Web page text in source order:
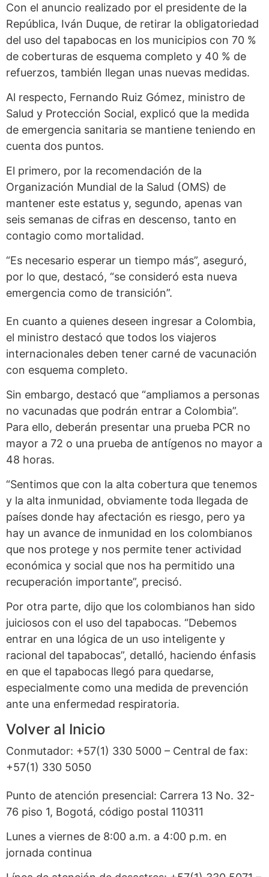
Con el anuncio realizado por el presidente de la
República, Iván Duque, de retirar la obligatoriedad
del uso del tapabocas en los municipios con 70 %
de coberturas de esquema completo y 40 % de
refuerzos, también llegan unas nuevas medidas.
Al respecto, Fernando Ruiz Gómez, ministro de
Salud y Protección Social, explicó que la medida
de emergencia sanitaria se mantiene teniendo en
cuenta dos puntos.
El primero, por la recomendación de la
Organización Mundial de la Salud (OMS) de
mantener este estatus y, segundo, apenas van
seis semanas de cifras en descenso, tanto en
contagio como mortalidad.
“Es necesario esperar un tiempo más”, aseguró,
por lo que, destacó, “se consideró esta nueva
emergencia como de transición”.
En cuanto a quienes deseen ingresar a Colombia,
el ministro destacó que todos los viajeros
internacionales deben tener carné de vacunación
con esquema completo.
Sin embargo, destacó que “ampliamos a personas
no vacunadas que podrán entrar a Colombia”.
Para ello, deberán presentar una prueba PCR no
mayor a 72 o una prueba de antígenos no mayor a
48 horas.
“Sentimos que con la alta cobertura que tenemos
y la alta inmunidad, obviamente toda llegada de
países donde hay afectación es riesgo, pero ya
hay un avance de inmunidad en los colombianos
que nos protege y nos permite tener actividad
económica y social que nos ha permitido una
recuperación importante”, precisó.
Por otra parte, dijo que los colombianos han sido
juiciosos con el uso del tapabocas. “Debemos
entrar en una lógica de un uso inteligente y
racional del tapabocas”, detalló, haciendo énfasis
en que el tapabocas llegó para quedarse,
especialmente como una medida de prevención
ante una enfermedad respiratoria.
Volver al Inicio
Conmutador: +57(1) 330 5000 – Central de fax:
+57(1) 330 5050
Punto de atención presencial: Carrera 13 No. 32-
76 piso 1, Bogotá, código postal 110311
Lunes a viernes de 8:00 a.m. a 4:00 p.m. en
jornada continua